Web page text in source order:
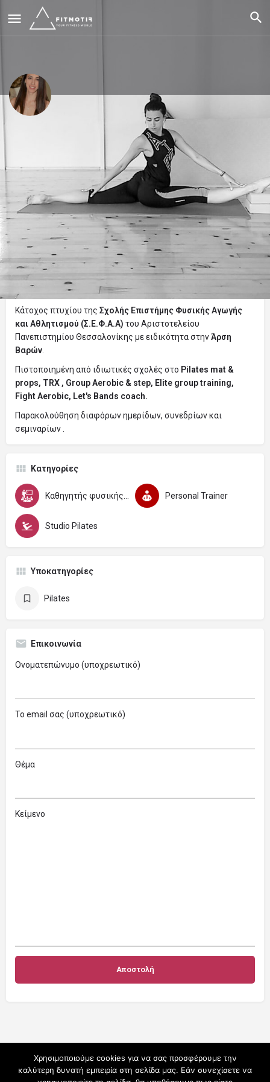
Christina Moudatsaki
Fitness instructor / Personal trainer
Προφίλ Αξιολογήσεις 0 Εκδηλώσεις
Κλήση Αποστολή email Αφήστε μια
Περιγραφή
Κάτοχος πτυχίου της Σχολής Επιστήμης Φυσικής Αγωγής
και Αθλητισμού (Σ.Ε.Φ.Α.Α) του Αριστοτελείου
Πανεπιστημίου Θεσσαλονίκης με ειδικότητα στηνΆρση
Βαρών
Πιστοποιημένη από ιδιωτικές σχολές στο Pilates mat &
props, TRX , Group Aerobic & step, Elite group training,
Fight Aerobic, Let's Bands coach.
Παρακολούθηση διαφόρων ημερίδων, συνεδρίων και
σεμιναρίων .
Κατηγορίες
Personal Trainer
Studio Pilates
Υποκατηγορίες
Pilates
Επικοινωνία
Ονοματεπώνυμο (υποχρεωτικό)
Το email σας (υποχρεωτικό)
Θέμα
Κείμενο
Χρησιμοποιούμε cookies για να σας προσφέρουμε την
καλύτερη δυνατή εμπειρία στη σελίδα μας. Εάν συνεχίσετε να